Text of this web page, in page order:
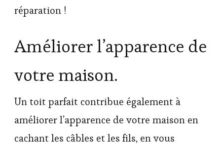
réparation !
Améliorer l’apparence de
votre maison.
Un toit parfait contribue également à
améliorer l’apparence de votre maison en
cachant les câbles et les fils, en vous